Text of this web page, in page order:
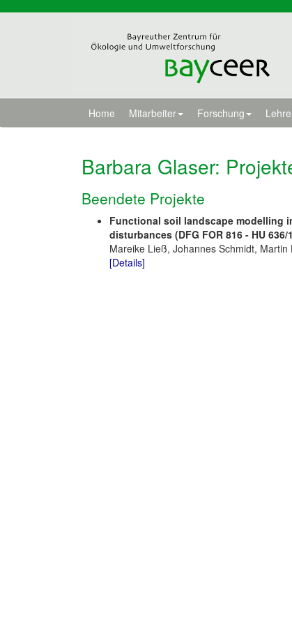
Home Mitarbeiter Forschung Lehre
Barbara Glaser:
Beendete Projekte
Functional soil landscape modelling
disturbances (DFG FOR 816 - HU 636/
Mareike Ließ, Johannes Schmidt,
[Details]